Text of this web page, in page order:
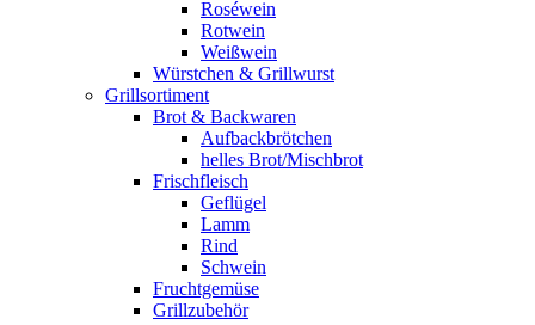
Roséwein
Rotwein
Weißwein
Würstchen & Grillwurst
Grillsortiment
Brot & Backwaren
Aufbackbrötchen
helles Brot/Mischbrot
Frischfleisch
Geflügel
Lamm
Rind
Schwein
Fruchtgemüse
Grillzubehör